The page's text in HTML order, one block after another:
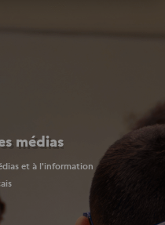
médias
et à l'information